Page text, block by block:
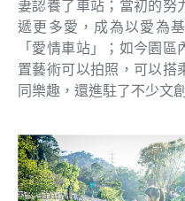
妻認養了車站；當初的努
遞更多愛，成為以愛為
「愛情車站」；如今園
置藝術可以拍照，可以搭
同樂趣，還進駐了不少文